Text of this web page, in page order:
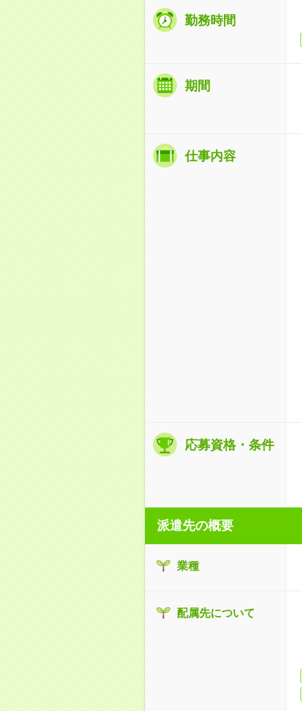
勤務時間
期間
仕事内容
応募資格・条件
派遣先の概要
業種
配属先について